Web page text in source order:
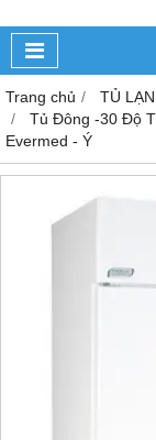
Trang chủ
TỦ
Tủ Đông -30 Độ
Evermed - Ý